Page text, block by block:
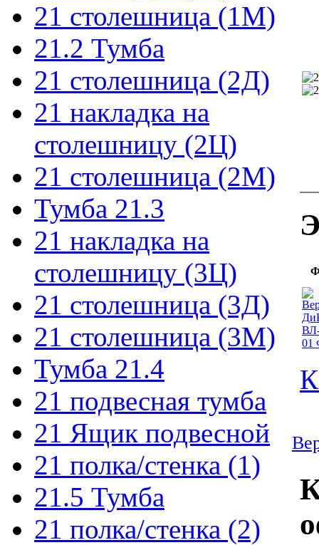
21 столешница (1М)
21.2 Тумба
21 столешница (2Д)
21 накладка на
столешницу (2Ц)
21 столешница (2М)
Тумба 21.3
21 накладка на
столешницу (3Ц)
21 столешница (3Д)
21 столешница (3М)
Тумба 21.4
21 подвесная тумба
21 Ящик подвесной
21 полка/стенка (1)
21.5 Тумба
21 полка/стенка (2)